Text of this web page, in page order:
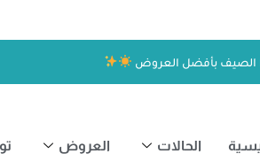
الصيف بأفضل العروض
الحالات العروض